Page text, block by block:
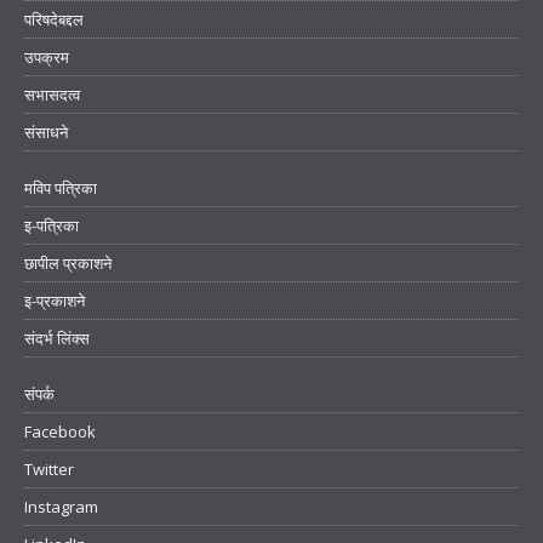
परिषदेबद्दल
उपक्रम
सभासदत्व
संसाधने
मविप पत्रिका
इ-पत्रिका
छापील प्रकाशने
इ-प्रकाशने
संदर्भ लिंक्स
संपर्क
Facebook
Twitter
Instagram